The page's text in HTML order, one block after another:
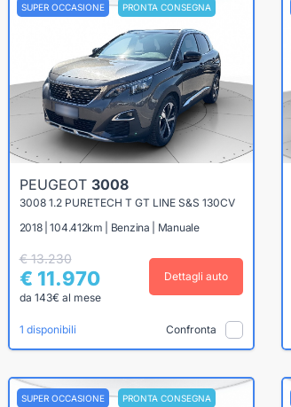
SUPER OCCASIONE PRONTA CONSEGNA
PEUGEOT 3008
3008 1.2 PURETECH T GT LINE S&S 130CV
2018 | 104.412km | Benzina | Manuale
€ 13.230
€ 11.970
da 143€ al mese
Dettagli auto
1 disponibili Confronta
SUPER OCCASIONE PRONTA CONSEGNA